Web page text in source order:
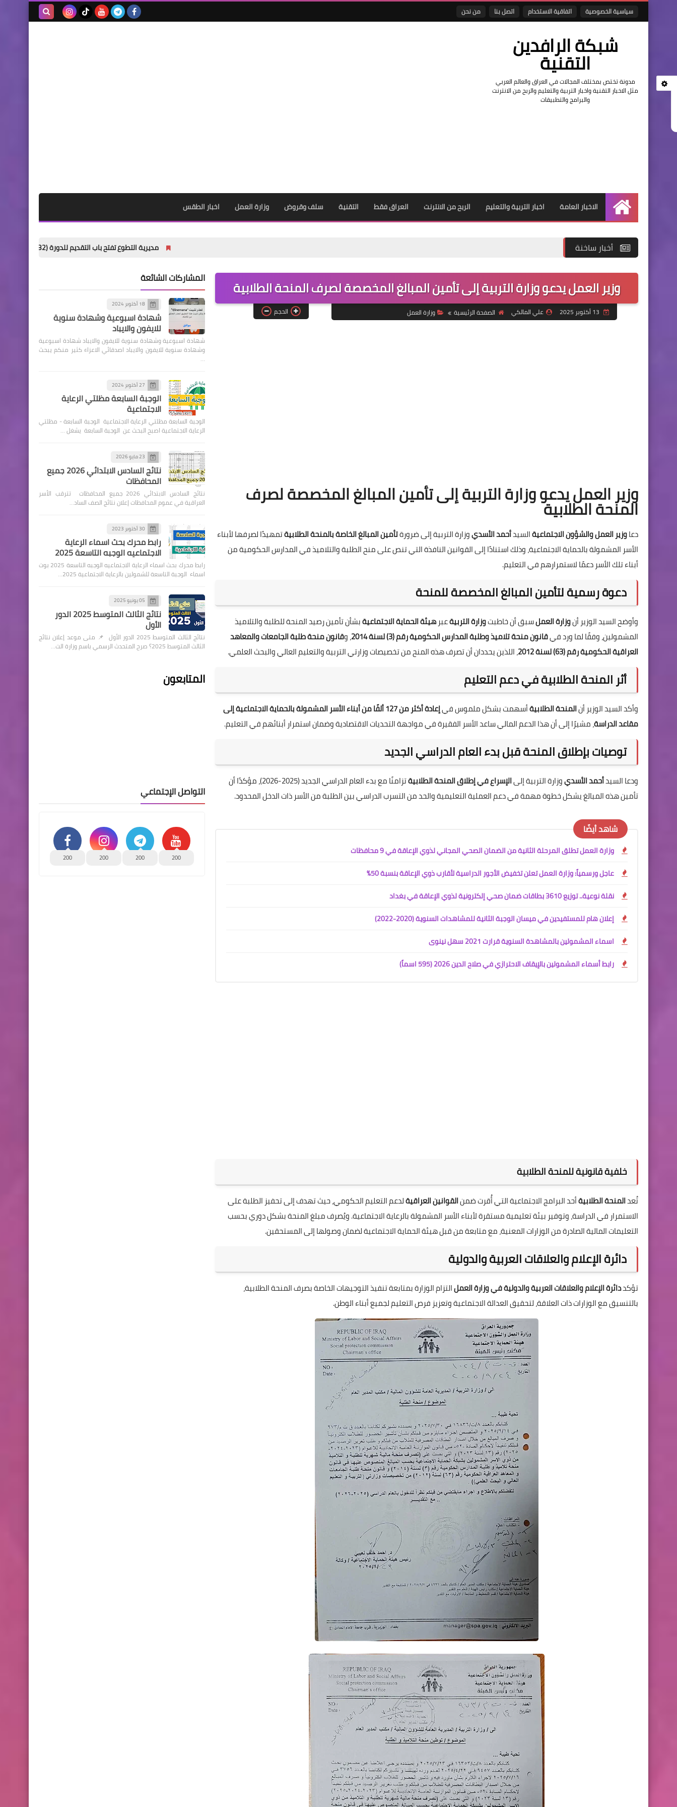
سياسية الخصوصية اتفاقية الاستخدام اتصل بنا من نحن
شبكة الرافدين
التقنية
مدونة تختص بمختلف المجالات في العراق والعالم العربي
مثل الاخبار التقنية واخبار التربية والتعليم والربح من الانترنت
والبرامج والتطبيقات
الرئيسية
الاخبار العامة اخبار التربية والتعليم الربح من الانترنت العراق فقط التقنية سلف وقروض وزارة العمل اخبار الطقس
أخبار ساخنة مديرية التطوع تفتح باب التقديم للدورة (32) للمعهد العالي للتطوير الأمني والإداري
وزير العمل يدعو وزارة التربية إلى تأمين المبالغ المخصصة لصرف المنحة الطلابية
علي المالكي الصفحة الرئيسية وزارة العمل الحجم
وزير العمل يدعو وزارة التربية إلى تأمين المبالغ المخصصة لصرف
المنحة الطلابية
دعاوزير العمل والشؤون الاجتماعيةالسيدأحمد الأسديوزارة التربية إلى ضرورةتأمين المبالغ الخاصة بالمنحة الطلابيةتمهيدًا لصرفها لأبناء
الأسر المشمولة بالحماية الاجتماعية، وذلك استنادًا إلى القوانين النافذة التي تنص على منح الطلبة والتلاميذ في المدارس الحكومية من
أبناء تلك الأسر دعمًا لاستمرارهم في التعليم.
دعوة رسمية لتأمين المبالغ المخصصة للمنحة
وأوضح السيد الوزير أنوزارة العملسبق أن خاطبتوزارة التربيةعبرهيئة الحماية الاجتماعيةبشأن تأمين رصيد المنحة للطلبة والتلاميذ
المشمولين، وفقًا لما ورد فيقانون منحة تلاميذ وطلبة المدارس الحكومية رقم (3) لسنة 2014 ، وقانون منحة طلبة الجامعات والمعاهد
العراقية الحكومية رقم (63) لسنة 2012
، اللذين يحددان أن تصرف هذه المنح من تخصيصات وزارتي التربية والتعليم العالي والبحث العلمي.
أثر المنحة الطلابية في دعم التعليم
وأكد السيد الوزير أنالمنحة الطلابيةأسهمت بشكل ملموس في
إعادة أكثر من 127 ألفًا من أبناء الأسر المشمولة بالحماية الاجتماعية إلى
مقاعد الدراسة، مشيرًا إلى أن هذا الدعم المالي ساعد الأسر الفقيرة في مواجهة التحديات الاقتصادية وضمان استمرار أبنائهم في التعليم.
توصيات بإطلاق المنحة قبل بدء العام الدراسي الجديد
ودعا السيدأحمد الأسديوزارة التربية إلىالإسراع في إطلاق المنحة الطلابية
تزامنًا مع بدء العام الدراسي الجديد (2025-2026)، مؤكدًا أن
تأمين هذه المبالغ يشكل خطوة مهمة في دعم العملية التعليمية والحد من التسرب الدراسي بين الطلبة من الأسر ذات الدخل المحدود.
شاهد أيضًا
وزارة العمل تطلق المرحلة الثانية من الضمان الصحي المجاني لذوي الإعاقة في 9 محافظات
عاجل ورسمياً: وزارة العمل تعلن تخفيض الأجور الدراسية لأقارب ذوي الإعاقة بنسبة 50%
نقلة نوعية.. توزيع 3610 بطاقات ضمان صحي إلكترونية لذوي الإعاقة في بغداد
إعلان هام للمستفيدين في ميسان الوجبة الثانية للمشاهدات السنوية (2020-2022)
اسماء المشمولين بالمشاهدة السنوية قرارت 2021 سهل نينوى
رابط أسماء المشمولين بالإيقاف الاحترازي في صلاح الدين 2026 (595 اسماً)
خلفية قانونية للمنحة الطلابية
تُعدالمنحة الطلابيةأحد البرامج الاجتماعية التي أُقرت ضمنالقوانين العراقيةلدعم التعليم الحكومي، حيث تهدف إلى تحفيز الطلبة على
الاستمرار في الدراسة، وتوفير بيئة تعليمية مستقرة لأبناء الأسر المشمولة بالرعاية الاجتماعية. ويُصرف مبلغ المنحة بشكل دوري بحسب
التعليمات المالية الصادرة من الوزارات المعنية، مع متابعة من قبل هيئة الحماية الاجتماعية لضمان وصولها إلى المستحقين.
دائرة الإعلام والعلاقات العربية والدولية
تؤكددائرة الإعلام والعلاقات العربية والدولية في وزارة العملالتزام الوزارة بمتابعة تنفيذ التوجيهات الخاصة بصرف المنحة الطلابية،
بالتنسيق مع الوزارات ذات العلاقة، لتحقيق العدالة الاجتماعية وتعزيز فرص التعليم لجميع أبناء الوطن.
المشاركات الشائعة
18 أكتوبر 2024
شهادة اسبوعية وشهادة سنوية
للايفون والايباد
شهادة اسبوعية وشهادة سنوية للايفون والايباد شهادة اسبوعية
وشهادة سنوية للايفون والايباد اصدقائي الاعزاء كثير منكم يبحث
…
27 أكتوبر 2024
الوجبة السابعة مظلتي الرعاية
الاجتماعية
الوجبة السابعة مظلتي الرعاية الاجتماعية الوجبة السابعة - مظلتي
الرعاية الاجتماعية اصبح البحث عن الوجبة السابعة يشغل …
23 مايو 2026
نتائج السادس الابتدائي 2026 جميع
المحافظات
نتائج السادس الابتدائي 2026 جميع المحافظات تترقب الأسر
العراقية في عموم المحافظات إعلان نتائج الصف الساد…
30 أكتوبر 2023
رابط محرك بحث اسماء الرعاية
الاجتماعيه الوجبه التاسعة 2025
رابط محرك بحث اسماء الرعاية الاجتماعيه الوجبه التاسعة 2025 بوت
اسماء الوجبة التاسعة للشمولين بالرعاية الاجتماعية 2025…
05 يونيو 2025
نتائج الثالث المتوسط 2025 الدور
الأول
نتائج الثالث المتوسط 2025 الدور الأول 📌 متى موعد إعلان نتائج
الثالث المتوسط 2025؟ صرح المتحدث الرسمي باسم وزارة الت…
المتابعون
التواصل الإجتماعي
200
200
200
200